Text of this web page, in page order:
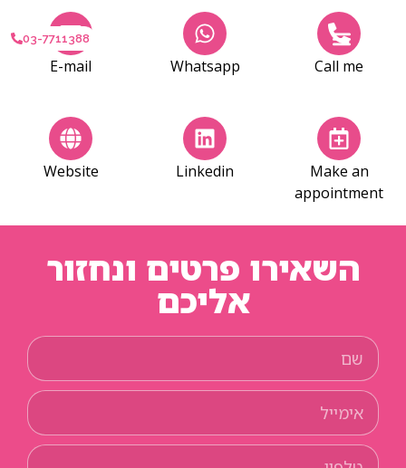
03-7711388
Call me
Whatsapp
E-mail
Make an
appointment
Linkedin
Website
השאירו פרטים ונחזור
אליכם